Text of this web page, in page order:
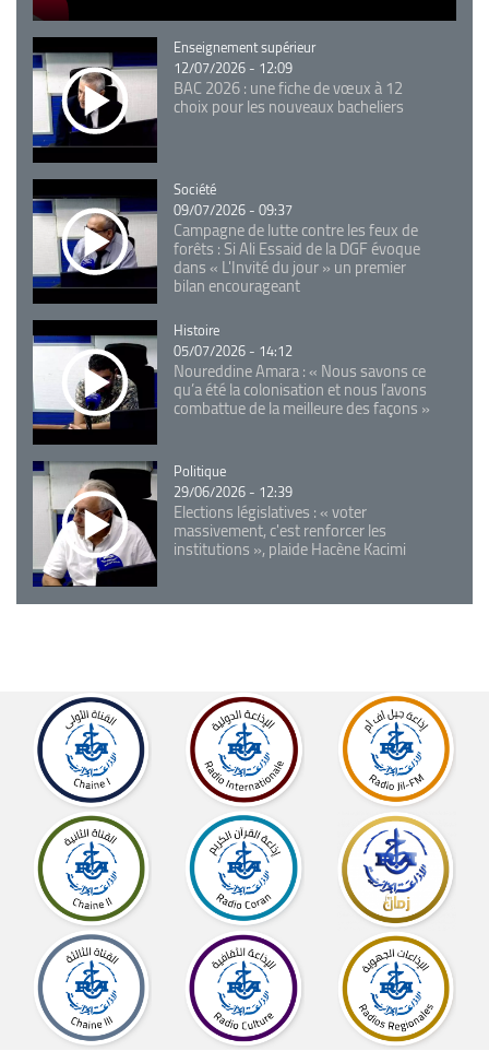
Catégorie
Enseignement supérieur
12/07/2026 - 12:09
BAC 2026 : une fiche de vœux à 12
choix pour les nouveaux bacheliers
Catégorie
Société
09/07/2026 - 09:37
Campagne de lutte contre les feux de
forêts : Si Ali Essaid de la DGF évoque
dans « L'Invité du jour » un premier
bilan encourageant
Catégorie
Histoire
05/07/2026 - 14:12
Noureddine Amara : « Nous savons ce
qu’a été la colonisation et nous l’avons
combattue de la meilleure des façons »
Catégorie
Politique
29/06/2026 - 12:39
Elections législatives : « voter
massivement, c'est renforcer les
institutions », plaide Hacène Kacimi